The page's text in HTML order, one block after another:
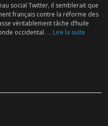
social Twitter, il semblerait que
français contre la réforme des
véritablement tâche d’huile
occidental. ... Lire la suite